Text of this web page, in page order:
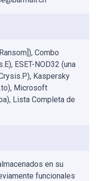
Combo
ESET-NOD32 (una
Kaspersky
Microsoft
Lista Completa de
en su
funcionales